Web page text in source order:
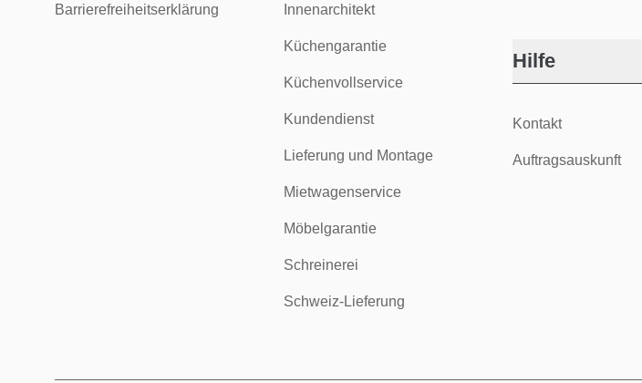
Barrierefreiheitserklärung Innenarchitekt
Küchengarantie
Küchenvollservice
Kundendienst
Lieferung und Montage
Mietwagenservice
Möbelgarantie
Schreinerei
Schweiz-Lieferung
Hilfe
Kontakt
Auftragsauskunft